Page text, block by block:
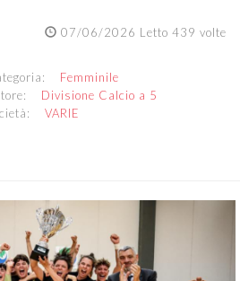
07/06/2026 Letto 439 volte
Femminile
Divisione Calcio a 5
VARIE